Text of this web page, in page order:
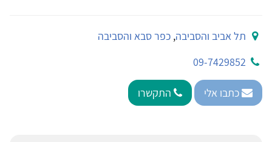
תל אביב והסביבה,כפר סבא והסביבה
09-7429852
כתבו אלי התקשרו